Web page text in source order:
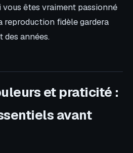
vous êtes vraiment passionné
reproduction fidèle gardera
des années.
et praticité :
avant